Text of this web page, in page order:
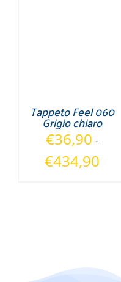
Tappeto Feel 060
Grigio chiaro
€36,90 -
€434,90